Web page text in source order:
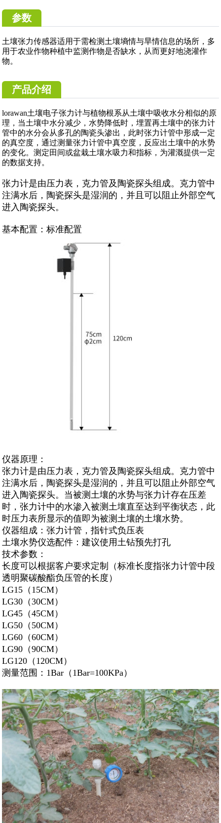
参数
土壤张力传感器适用于需检测土壤墒情与旱情信息的场所，多
用于农业作物种植中监测作物是否缺水，从而更好地浇灌作
物。
产品介绍
lorawan土壤电子张力计与植物根系从土壤中吸收水分相似的原
理，当土壤中水分减少，水势降低时，埋置再土壤中的张力计
管中的水分会从多孔的陶瓷头渗出，此时张力计管中形成一定
的真空度，通过测量张力计管中真空度，反应出土壤中的水势
的变化。测定田间或盆栽土壤水吸力和指标，为灌溉提供一定
的数据支持。
张力计是由压力表，克力管及陶瓷探头组成。克力管中
注满水后，陶瓷探头是湿润的，并且可以阻止外部空气
进入陶瓷探头。
基本配置：标准配置
仪器原理：
张力计是由压力表，克力管及陶瓷探头组成。克力管中
注满水后，陶瓷探头是湿润的，并且可以阻止外部空气
进入陶瓷探头。当被测土壤的水势与张力计存在压差
时，张力计中的水渗入被测土壤直至达到平衡状态，此
时压力表所显示的值即为被测土壤的土壤水势。
仪器组成：张力计管，指针式负压表
土壤水势仪选配件：建议使用土钻预先打孔
技术参数：
长度可以根据客户要求定制（标准长度指张力计管中段
透明聚碳酸酯负压管的长度）
LG15（15CM）
LG30（30CM）
LG45（45CM）
LG50（50CM）
LG60（60CM）
LG90（90CM）
LG120（120CM）
测量范围：1Bar（1Bar=100KPa）